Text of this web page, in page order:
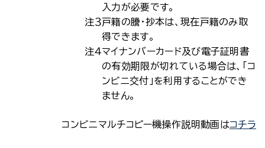
入力が必要です。
注３戸籍の謄・抄本は、現在戸籍のみ取
得できます。
注４マイナンバーカード及び電子証明書
の有効期限が切れている場合は、「コ
ンビニ交付」を利用することができ
ません。
コンビニマルチコピー機操作説明動画はコチラ